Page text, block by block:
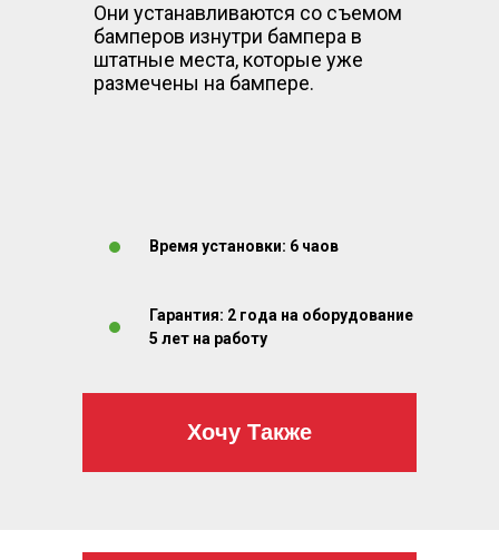
Они устанавливаются со съемом
бамперов изнутри бампера в
штатные места, которые уже
размечены на бампере.
Хочу Также
Время установки: 6 чаов
Гарантия: 2 года на оборудование
5 лет на работу